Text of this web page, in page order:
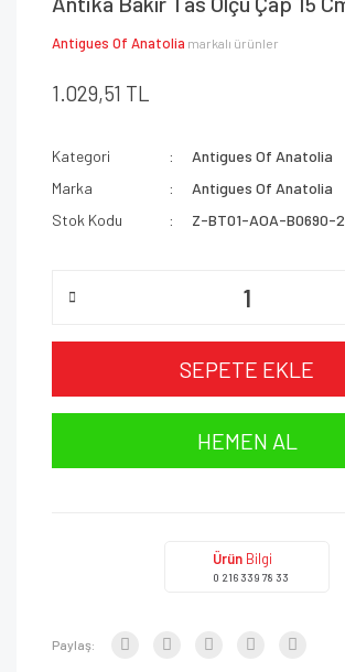
Antigues Of Anatolia markalı ürünler
1.029,51 TL
Kategori
Antigues Of Anatolia
Marka
Antigues Of Anatolia
Stok Kodu
Z-BT01-AOA-B0690-2
SEPETE EKLE
HEMEN AL
Ürün Bilgi
0 216 339 78 33
Paylaş: